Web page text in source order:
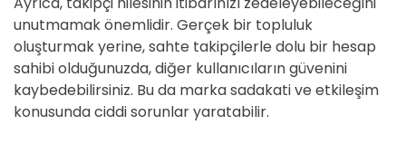
unutmamak önemlidir. Gerçek bir topluluk
oluşturmak yerine, sahte takipçilerle dolu bir hesap
sahibi olduğunuzda, diğer kullanıcıların güvenini
kaybedebilirsiniz. Bu da marka sadakati ve etkileşim
konusunda ciddi sorunlar yaratabilir.